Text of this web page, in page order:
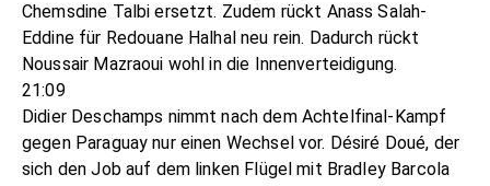
Chemsdine Talbi ersetzt. Zudem rückt Anass Salah-
Eddine für Redouane Halhal neu rein. Dadurch rückt
Noussair Mazraoui wohl in die Innenverteidigung.
21:09
Didier Deschamps nimmt nach dem Achtelfinal-Kampf
gegen Paraguay nur einen Wechsel vor. Désiré Doué, der
sich den Job auf dem linken Flügel mit Bradley Barcola